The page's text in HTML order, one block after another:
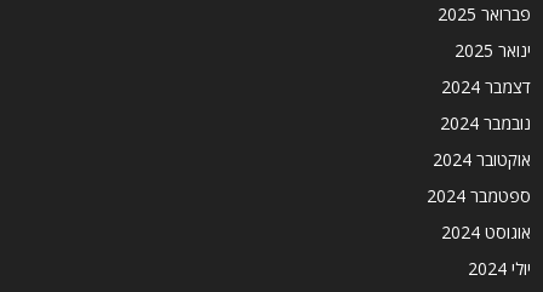
פברואר 2025
ינואר 2025
דצמבר 2024
נובמבר 2024
אוקטובר 2024
ספטמבר 2024
אוגוסט 2024
יולי 2024